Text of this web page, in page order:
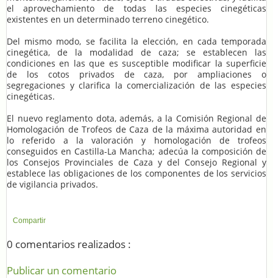
el aprovechamiento de todas las especies cinegéticas
existentes en un determinado terreno cinegético.
Del mismo modo, se facilita la elección, en cada temporada
cinegética, de la modalidad de caza; se establecen las
condiciones en las que es susceptible modificar la superficie
de los cotos privados de caza, por ampliaciones o
segregaciones y clarifica la comercialización de las especies
cinegéticas.
El nuevo reglamento dota, además, a la Comisión Regional de
Homologación de Trofeos de Caza de la máxima autoridad en
lo referido a la valoración y homologación de trofeos
conseguidos en Castilla-La Mancha; adecúa la composición de
los Consejos Provinciales de Caza y del Consejo Regional y
establece las obligaciones de los componentes de los servicios
de vigilancia privados.
Compartir
0 comentarios realizados :
Publicar un comentario